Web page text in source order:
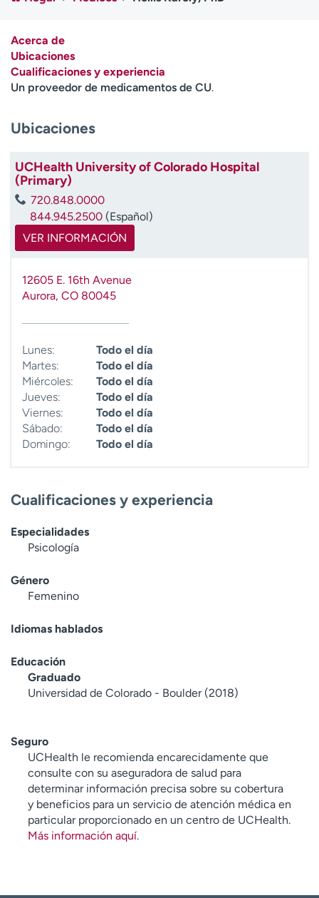
Ready. Set. CO.
Ensayos clínicos
Atención a medios de
comunicación
Contáctenos Noticias e historias
A
d
m
e
Acerca de
Ubicaciones
Cualificaciones y experiencia
Un proveedor de medicamentos de CU.
Ubicaciones
UCHealth University of Colorado Hospital
(Primary)
720.848.0000
844.945.2500 (Español)
VER INFORMACIÓN
12605 E. 16th Avenue
Aurora, CO 80045
Lunes:
Todo el día
Martes:
Todo el día
Miércoles:
Todo el día
Jueves:
Todo el día
Viernes:
Todo el día
Sábado:
Todo el día
Domingo:
Todo el día
Cualificaciones y experiencia
Especialidades
Psicología
Género
Femenino
Idiomas hablados
Educación
Graduado
Universidad de Colorado - Boulder (2018)
Seguro
UCHealth le recomienda encarecidamente que
consulte con su aseguradora de salud para
determinar información precisa sobre su cobertura
y beneficios para un servicio de atención médica en
particular proporcionado en un centro de UCHealth.
Más información aquí.